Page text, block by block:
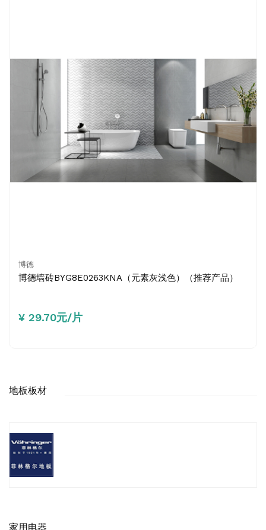
博德
博德墙砖BYG8E0263KNA（元素灰浅色）（推荐产品）
¥ 29.70元/片
地板板材
家用电器